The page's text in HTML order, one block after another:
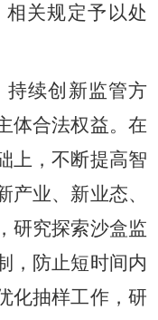
相关规定予以处
持续创新监管方
体合法权益。在
上，不断提高智
业、新业态、
研究探索沙盒监
，防止短时间内
化抽样工作，研